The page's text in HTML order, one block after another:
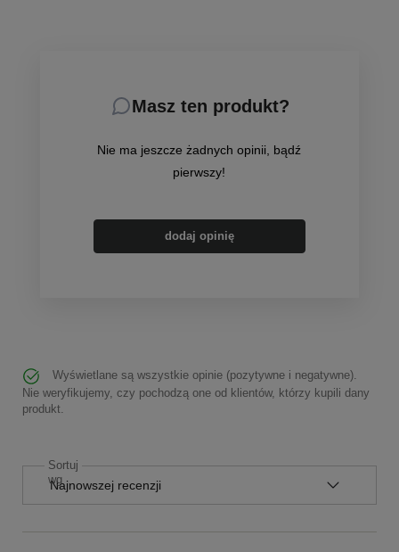
Masz ten produkt?
Nie ma jeszcze żadnych opinii, bądź
pierwszy!
dodaj opinię
Wyświetlane są wszystkie opinie (pozytywne i negatywne).
Nie weryfikujemy, czy pochodzą one od klientów, którzy kupili dany
produkt.
Sortuj
wg